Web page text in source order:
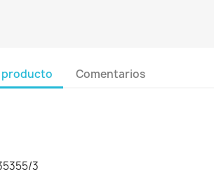
producto Comentarios
3